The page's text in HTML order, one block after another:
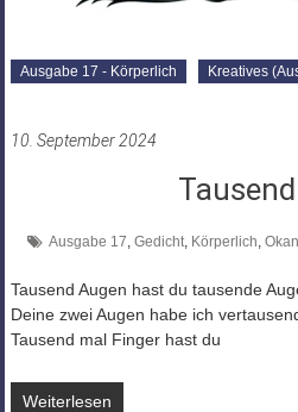
Ausgabe 17 - Körperlich Kreatives
10. September 2024
Ausgabe 17, Gedicht, Körperlich,
Tausend Augen hast du tausende
Deine zwei Augen habe ich
Tausend mal Finger hast du
Weiterlesen